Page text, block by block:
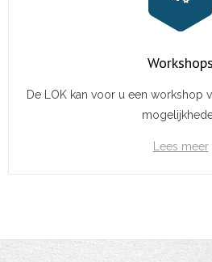
Workshops
De LOK kan voor u een workshop
Lees meer